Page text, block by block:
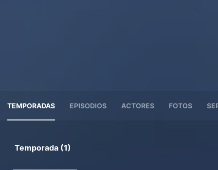
TEMPORADAS EPISODIOS ACTORES FOTOS
Temporada (1)